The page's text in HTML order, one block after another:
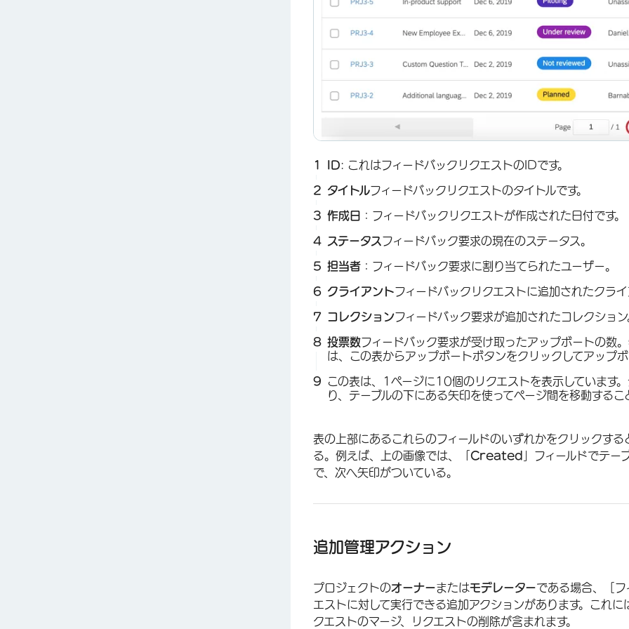
ID: これはフィードバックリクエストのIDです。
タイトルフィードバックリクエストのタイトルです。
作成日 ：フィードバックリクエストが作成された日付です。
ステータスフィードバック要求の現在のステータス。
担当者 ：フィードバック要求に割り当てられたユーザー。
クライアントフィードバックリクエストに追加されたクラ
コレクションフィードバック要求が追加されたコレクション
投票数フィードバック要求が受け取ったアップボートの数
は、この表からアップボートボタンをクリックしてアップ
この表は、1ページに10個のリクエストを表示しています
り、テーブルの下にある矢印を使ってページ間を移動するこ
表の上部にあるこれらのフィールドのいずれかをクリックす
る。例えば、上の画像では、「Created
」フィールドでテー
で、次へ矢印がついている。
追加管理アクション
プロジェクトのオーナーまたはモデレーターである場合、［
エストに対して実行できる追加アクションがあります。これ
クエストのマージ、リクエストの削除が含まれます。